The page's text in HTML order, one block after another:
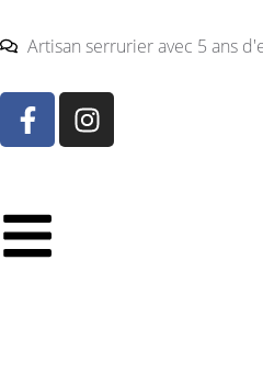
Artisan serrurier avec 5 ans